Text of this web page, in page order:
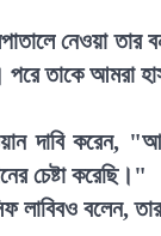
নেওয়া তার
পরে তাকে আমরা
দাবি করেন,
চেষ্টা করেছি।"
লাবিবও বলেন,